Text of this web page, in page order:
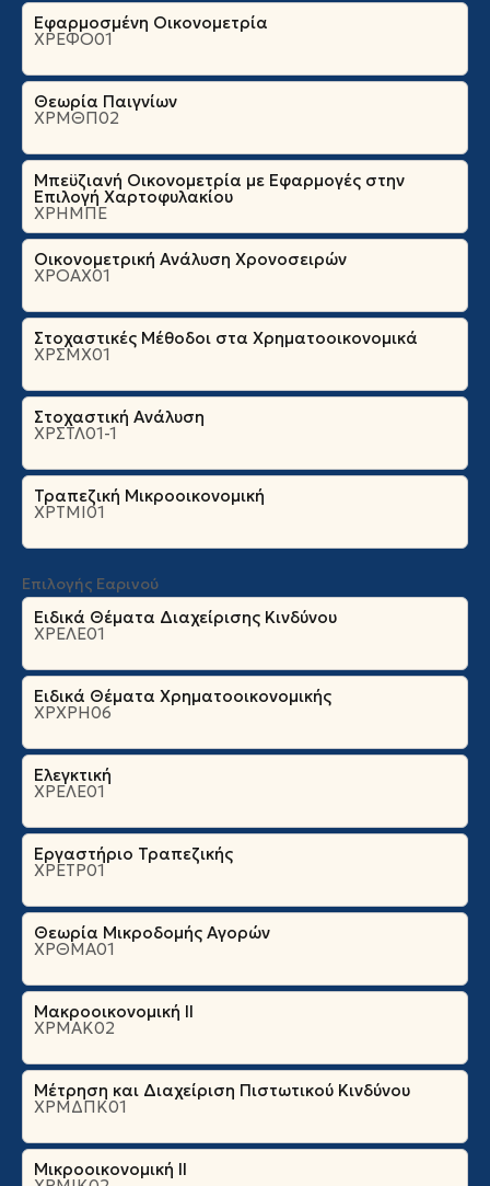
Εφαρμοσμένη Οικονομετρία
ΧΡΕΦΟ01
Θεωρία Παιγνίων
ΧΡΜΘΠ02
Μπεϋζιανή Οικονομετρία με Εφαρμογές στην
Επιλογή Χαρτοφυλακίου
ΧΡΗΜΠΕ
Οικονομετρική Ανάλυση Χρονοσειρών
ΧΡΟΑΧ01
Στοχαστικές Μέθοδοι στα Χρηματοοικονομικά
ΧΡΣΜΧ01
Στοχαστική Ανάλυση
ΧΡΣΤΛ01-1
Τραπεζική Μικροοικονομική
ΧΡΤΜΙ01
Επιλογής Εαρινού
Ειδικά Θέματα Διαχείρισης Κινδύνου
ΧΡΕΛΕ01
Ειδικά Θέματα Χρηματοοικονομικής
ΧΡΧΡΗ06
Ελεγκτική
ΧΡΕΛΕ01
Εργαστήριο Τραπεζικής
ΧΡΕΤΡ01
Θεωρία Μικροδομής Αγορών
ΧΡΘΜΑ01
Μακροοικονομική ΙΙ
ΧΡΜΑΚ02
Μέτρηση και Διαχείριση Πιστωτικού Κινδύνου
ΧΡΜΔΠΚ01
Μικροοικονομική ΙΙ